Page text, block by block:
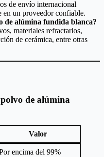
de envío internacional
un proveedor confiable.
de alúmina fundida blanca?
materiales refractarios,
de cerámica, entre otras
de alúmina
Valor
encima del 99%